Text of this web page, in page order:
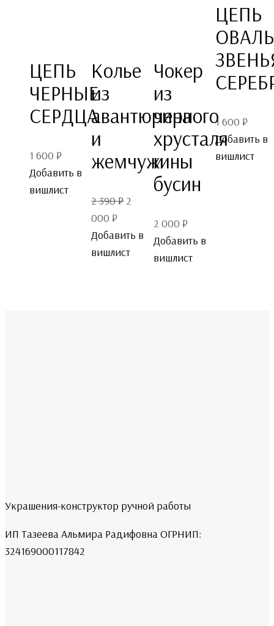
ЦЕПЬ
ЧЕРНЫЕ
СЕРДЦА
1 600 ₽
Добавить в
вишлист
Колье
из
авантюрина
и
жемчужины
2 390₽ Первоначальная
составляла
2
2
000₽Текущая
цена:
2
Добавить в
вишлист
Чокер
из
черного
хрусталя
и
бусин
2 000 ₽
Добавить в
вишлист
ЦЕПЬ
1 600 ₽
Добавить в
вишлист
Украшения-конструктор ручной работы
ИП Тазеева Альмира Радифовна ОГРНИП:
324169000117842